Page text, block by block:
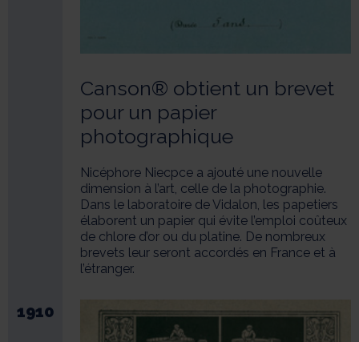
Canson® obtient un brevet
pour un papier
photographique
Nicéphore Niecpce a ajouté une nouvelle
dimension à l’art, celle de la photographie.
Dans le laboratoire de Vidalon, les papetiers
élaborent un papier qui évite l’emploi coûteux
de chlore d’or ou du platine. De nombreux
brevets leur seront accordés en France et à
l’étranger.
1910